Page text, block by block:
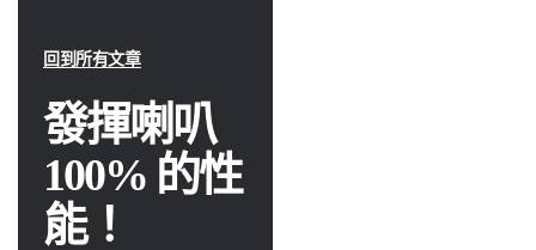
回到所有文章
發揮喇叭
100% 的性
能！